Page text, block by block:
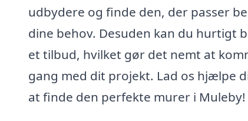
udbydere og finde den, der passer
dine behov. Desuden kan du hurtigt
et tilbud, hvilket gør det nemt at
gang med dit projekt. Lad os hjælpe
at finde den perfekte murer i Muleby!